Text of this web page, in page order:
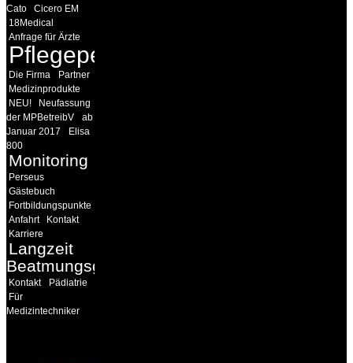
Cato
Cicero EM
18Medical
Anfrage für Ärzte
Pflegepersonal
Die Firma
Partner
Medizinprodukte
NEU!
Neufassung
der MPBetreibV
ab
Januar 2017
Elisa
800
Monitoring
Perseus
Gästebuch
Fortbildungspunkte
Anfahrt
Kontakt
Karriere
Langzeit
Beatmungsgeräte
Kontakt
Pädiatrie
Für
Medizintechniker